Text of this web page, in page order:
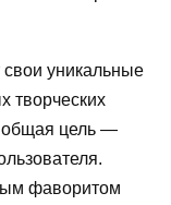
свои уникальные
творческих
общая цель —
фаворитом